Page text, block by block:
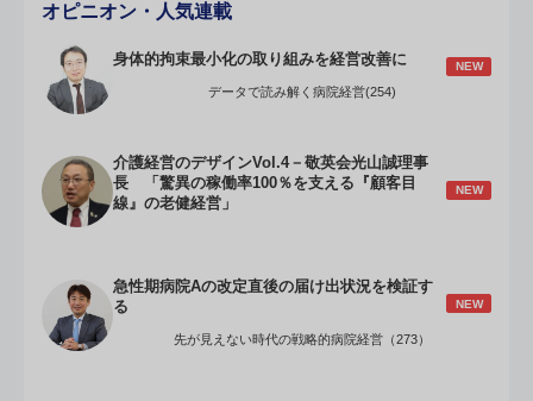
オピニオン・人気連載
身体的拘束最小化の取り組みを経営改善に NEW
データで読み解く病院経営(254)
介護経営のデザインVol.4－敬英会光山誠理事
長 「驚異の稼働率100％を支える『顧客目
線』の老健経営」
NEW
急性期病院Aの改定直後の届け出状況を検証す
る
NEW
先が見えない時代の戦略的病院経営（273）